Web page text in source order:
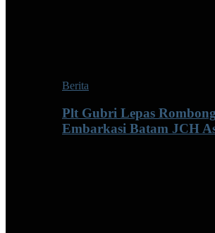
Berita
Plt Gubri Lepas
Embarkasi Batam JCH